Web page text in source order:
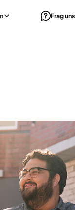
Frag uns